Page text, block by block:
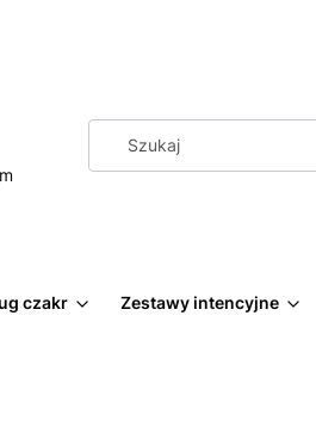
czakr Zestawy intencyjne